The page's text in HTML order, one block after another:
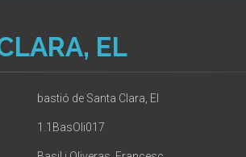
EL
bastió de Santa Clara, El
1.1BasOli017